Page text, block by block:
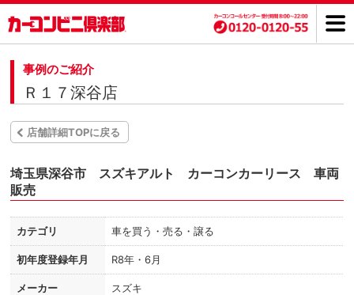
事例のご紹介
Ｒ１７深谷店
店舗詳細TOPに戻る
埼玉県深谷市 スズキアルト カーコンカーリース 車両
販売
カテゴリ 車を買う・売る・譲る
初年度登録年月 R8年・6月
メーカー スズキ